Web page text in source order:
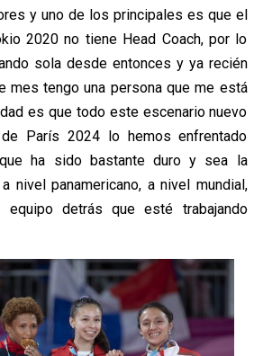
y uno de los principales es que el
2020 no tiene Head Coach, por lo
sola desde entonces y ya recién
mes tengo una persona que me está
es que todo este escenario nuevo
París 2024 lo hemos enfrentado
ha sido bastante duro y sea la
nivel panamericano, a nivel mundial,
detrás que esté trabajando